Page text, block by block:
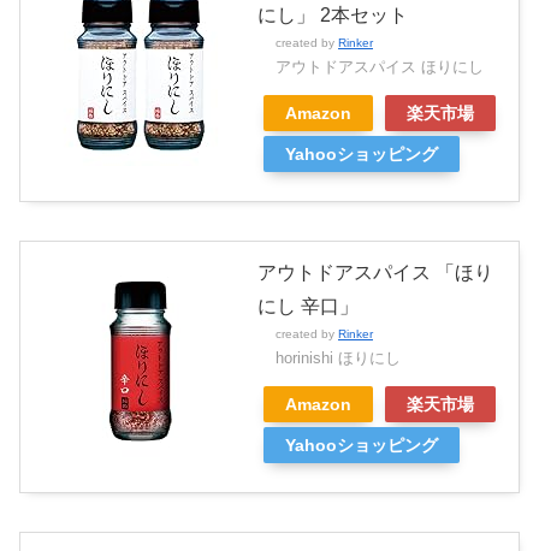
にし」 2本セット
created by Rinker
アウトドアスパイス ほりにし
Amazon 楽天市場
Yahooショッピング
アウトドアスパイス 「ほり
にし 辛口」
created by Rinker
horinishi ほりにし
Amazon 楽天市場
Yahooショッピング